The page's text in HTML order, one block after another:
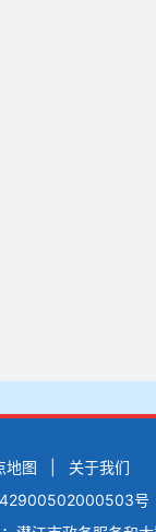
地图
关于我们
42900502000503号